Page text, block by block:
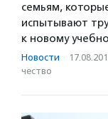
семьям,
испытывают
к новому
Новости ·
чест­во